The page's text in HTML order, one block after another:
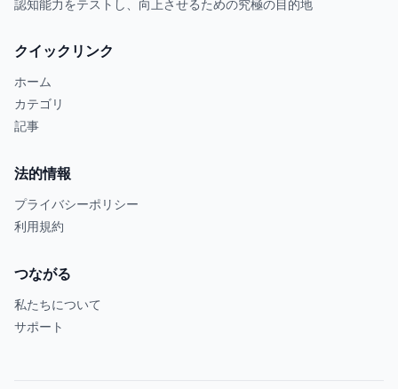
認知能力をテストし、向上させるための究極の目的地
クイックリンク
ホーム
カテゴリ
記事
法的情報
プライバシーポリシー
利用規約
つながる
私たちについて
サポート